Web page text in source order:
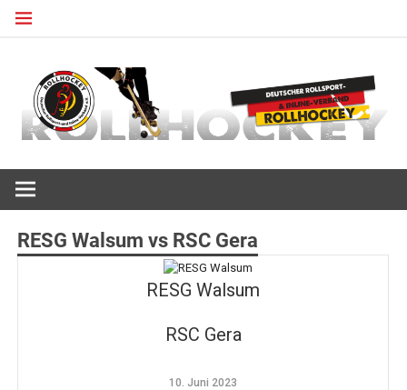
Zum
RESG Walsum vs RSC Gera
RESG Walsum
RSC Gera
10. Juni 2023